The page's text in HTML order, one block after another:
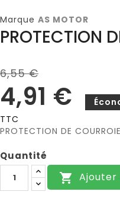
Marque AS MOTOR
PROTECTION
6,55 €
4,91 €
TTC
PROTECTION DE
Quantité
 Ajouter